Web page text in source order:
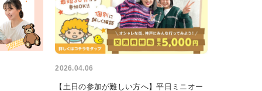
2026.04.06
【土日の参加が難しい方へ】平日ミニオー